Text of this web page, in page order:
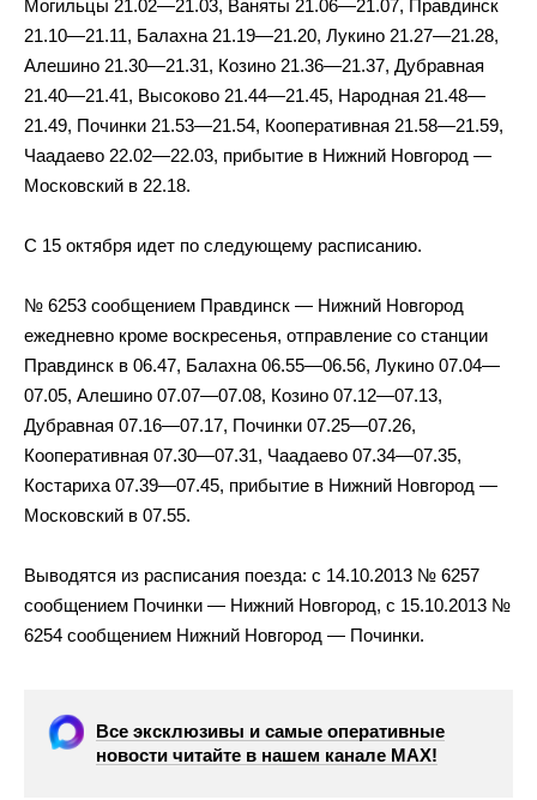
Могильцы 21.02—21.03, Ваняты 21.06—21.07, Правдинск
21.10—21.11, Балахна 21.19—21.20, Лукино 21.27—21.28,
Алешино 21.30—21.31, Козино 21.36—21.37, Дубравная
21.40—21.41, Высоково 21.44—21.45, Народная 21.48—
21.49, Починки 21.53—21.54, Кооперативная 21.58—21.59,
Чаадаево 22.02—22.03, прибытие в Нижний Новгород —
Московский в 22.18.
С 15 октября идет по следующему расписанию.
№ 6253 сообщением Правдинск — Нижний Новгород
ежедневно кроме воскресенья, отправление со станции
Правдинск в 06.47, Балахна 06.55—06.56, Лукино 07.04—
07.05, Алешино 07.07—07.08, Козино 07.12—07.13,
Дубравная 07.16—07.17, Починки 07.25—07.26,
Кооперативная 07.30—07.31, Чаадаево 07.34—07.35,
Костариха 07.39—07.45, прибытие в Нижний Новгород —
Московский в 07.55.
Выводятся из расписания поезда: с 14.10.2013 № 6257
сообщением Починки — Нижний Новгород, с 15.10.2013 №
6254 сообщением Нижний Новгород — Починки.
Все эксклюзивы и самые оперативные
новости читайте в нашем канале МАХ!